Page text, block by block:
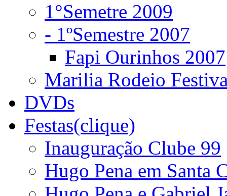
1°Semetre 2009
- 1ºSemestre 2007
Fapi Ourinhos 2007
Marilia Rodeio
DVDs
Festas(clique)
Inauguração Clube 99
Hugo Pena em Santa